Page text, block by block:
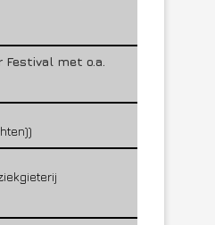
Festival met o.a.